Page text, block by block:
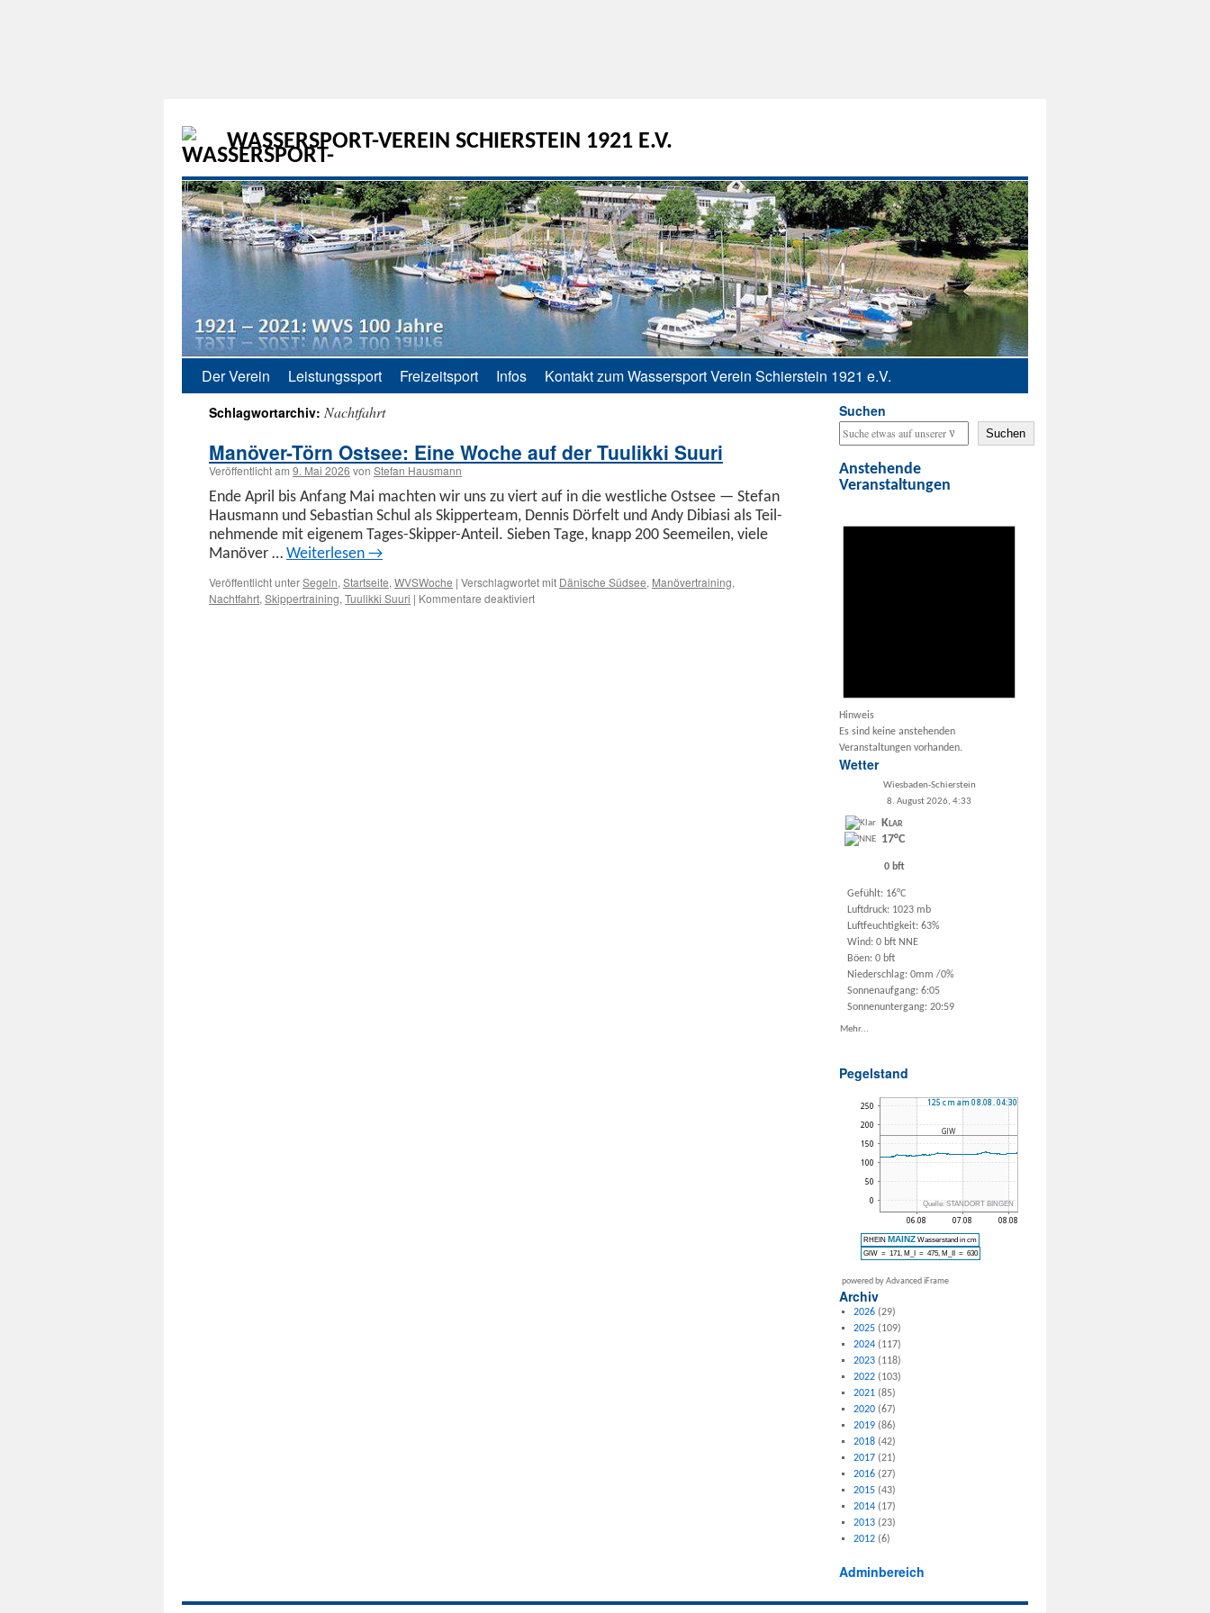
WASSERSPORT-VEREIN SCHIERSTEIN 1921 E.V.
Zum
Inhalt
springen
Der Verein Leistungssport Freizeitsport Infos Kontakt zum Wassersport Verein Schierstein 1921 e.V.
Schlagwortarchiv: Nachtfahrt
Manöver-Törn Ostsee: Eine Woche auf der Tuulikki Suuri
Veröffentlicht am 9. Mai 2026 von Stefan Hausmann
Ende April bis Anfang Mai macht­en wir uns zu viert auf in die west­liche Ost­see — Ste­fan
Haus­mann und Sebas­t­ian Schul als Skip­perteam, Den­nis Dör­felt und Andy Dib­i­asi als Teil­
nehmende mit eigen­em Tages-Skip­per-Anteil. Sieben Tage, knapp 200 Seemeilen, viele
Manöver … Weit­er­lesen →
Veröffentlicht unterSegeln, Startseite, WVSWoche | Verschlagwortet mit Dänische Südsee, Manövertraining,
Nachtfahrt, Skippertraining, Tuulikki Suuri | Kommentare deaktiviertfür
Suchen
Suchen
Anstehende
Veranstaltungen
Hinweis
Es sind keine anstehenden
Veranstaltungen vorhanden.
Wetter
Wiesbaden-Schierstein
8. August 2026, 4:33
Klar
17°C
0 bft
Gefühlt: 16°C
Luftdruck: 1023 mb
Luftfeuchtigkeit: 63%
Wind: 0 bft NNE
Böen: 0 bft
Niederschlag: 0mm /0%
Sonnenaufgang: 6:05
Sonnenuntergang: 20:59
Mehr...
Pegelstand
powered by Advanced iFrame
Archiv
2026(29)
2025(109)
2024(117)
2023(118)
2022(103)
2021(85)
2020(67)
2019(86)
2018(42)
2017(21)
2016(27)
2015(43)
2014(17)
2013(23)
2012(6)
Adminbereich